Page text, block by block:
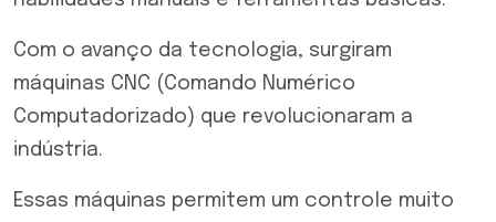
Com o avanço da tecnologia, surgiram
máquinas CNC (Comando Numérico
Computadorizado) que revolucionaram a
indústria.
Essas máquinas permitem um controle muito